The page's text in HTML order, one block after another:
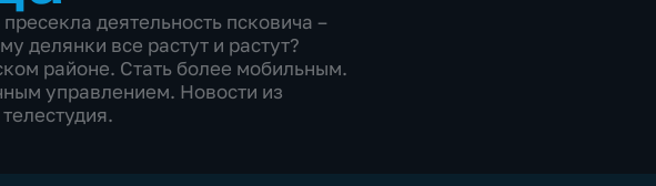
деятельность псковича –
делянки все растут и растут?
районе. Стать более мобильным.
управлением. Новости из